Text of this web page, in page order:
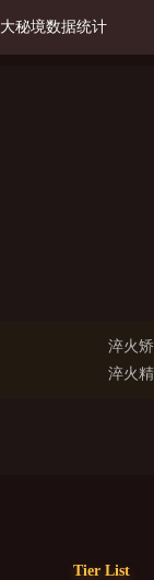
大秘境数据统计
淬火
淬火
Tier List